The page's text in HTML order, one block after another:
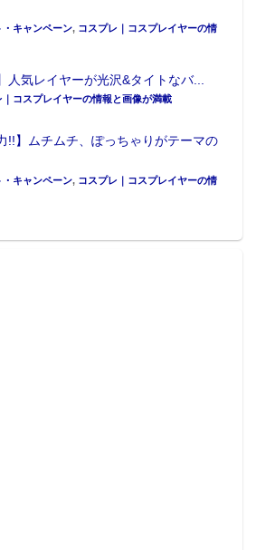
・キャンペーン, コスプレ｜コスプレイヤーの情
人気レイヤーが光沢&タイトなバ...
｜コスプレイヤーの情報と画像が満載
!!】ムチムチ、ぽっちゃりがテーマの
・キャンペーン, コスプレ｜コスプレイヤーの情